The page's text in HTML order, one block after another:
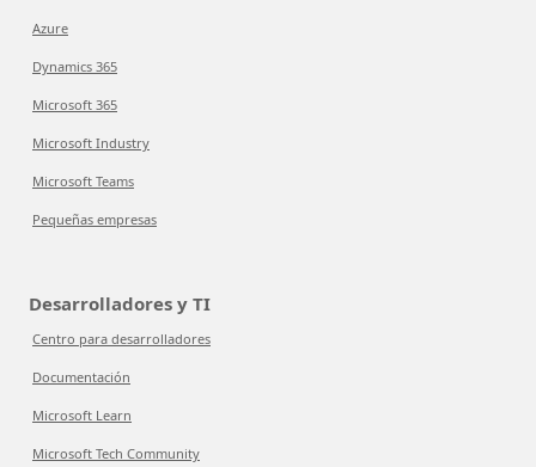
Azure
Dynamics 365
Microsoft 365
Microsoft Industry
Microsoft Teams
Pequeñas empresas
Desarrolladores y TI
Centro para desarrolladores
Documentación
Microsoft Learn
Microsoft Tech Community